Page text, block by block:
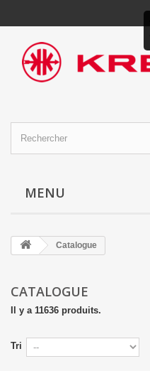
MENU
Catalogue
CATALOGUE
Il y a 11636 produits.
Tri